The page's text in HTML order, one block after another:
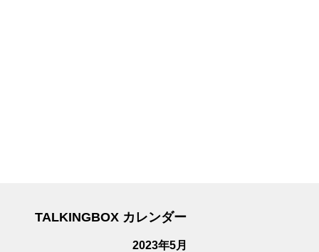
TALKINGBOX カレンダー
2023年5月